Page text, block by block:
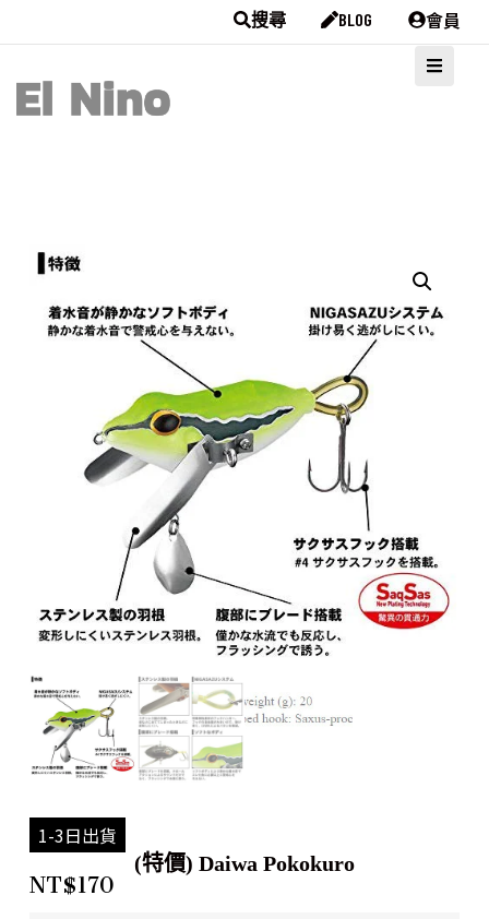
搜尋 BLOG 會員
1-3日出貨
(特價) Daiwa Pokokuro
NT$170